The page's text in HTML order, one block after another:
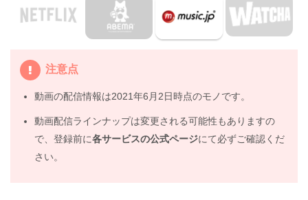
Pandoraではなく、配信サービスで安全に見よう
映画『アンダードッグ 前編』動画フル無料視聴まとめ
注意点
動画の配信情報は2021年6月2日時点のモノです。
動画配信ラインナップは変更される可能性もありますの
で、登録前に各サービスの公式ページにて必ずご確認くだ
さい。